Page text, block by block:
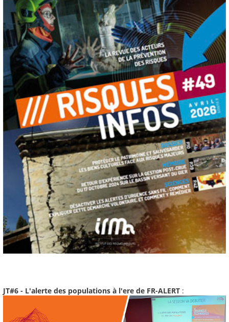
JT#6 - L'alerte des populations à l'ere de FR-ALERT :